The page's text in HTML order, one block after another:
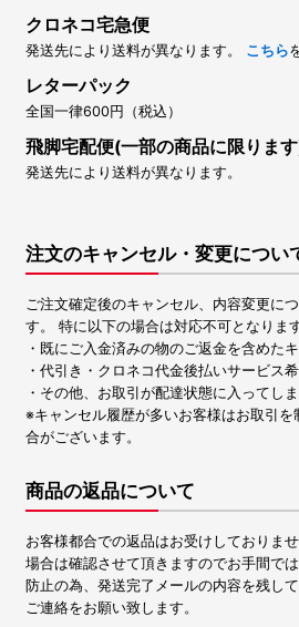
クロネコ宅急便
発送先により送料が異なります。 こちら
レターパック
全国一律600円（税込）
飛脚宅配便(一部の商品に限りま
発送先により送料が異なります。
注文のキャンセル・変更につい
ご注文確定後のキャンセル、内容変更に
す。 特に以下の場合は対応不可となりま
・既にご入金済みの物のご返金を含めたキ
・代引き・クロネコ代金後払いサービス
・その他、お取引が配達状態に入ってしま
※キャンセル履歴が多いお客様はお取引
合がございます。
商品の返品について
お客様都合での返品はお受けしておりま
場合は確認させて頂きますのでお手間で
防止の為、発送完了メールの内容を残し
ご連絡をお願い致します。